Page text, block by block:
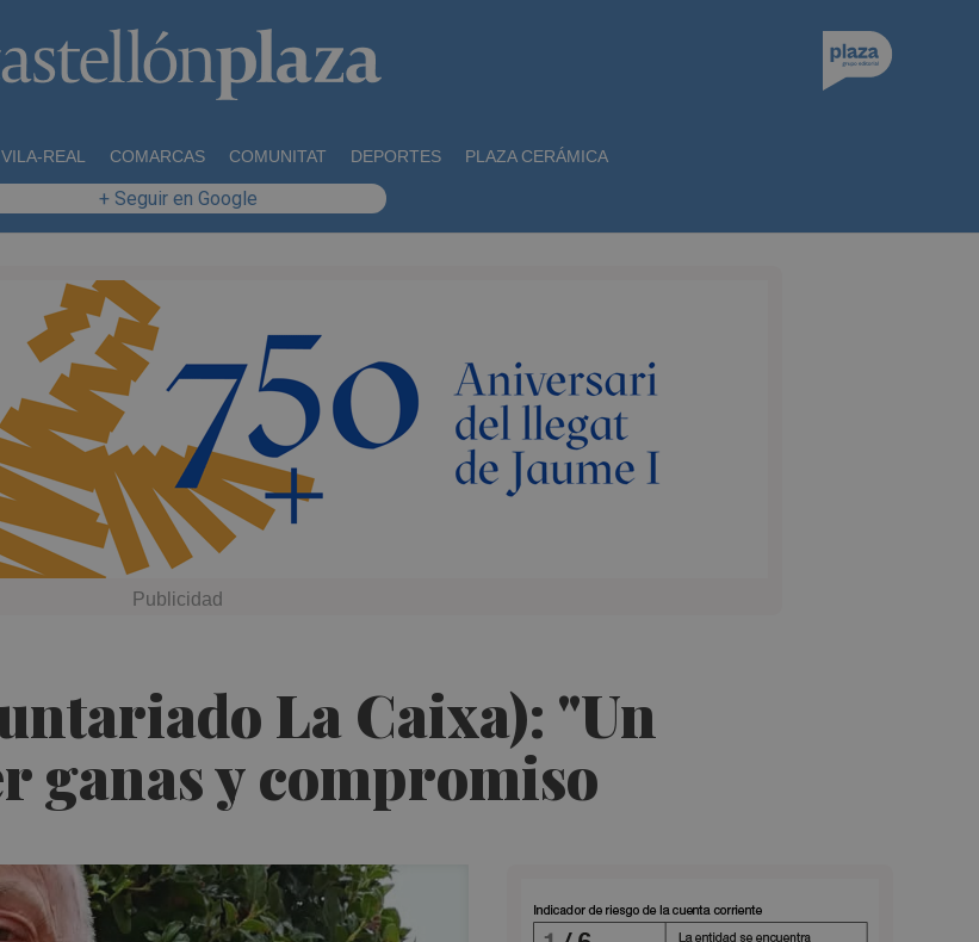
VILA-REAL COMARCAS COMUNITAT DEPORTES PLAZA CERÁMICA
+ Seguir en Google
La Caixa): "Un
ganas y compromiso